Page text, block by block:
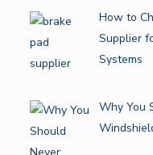
How to
Supplier
Systems
Why You